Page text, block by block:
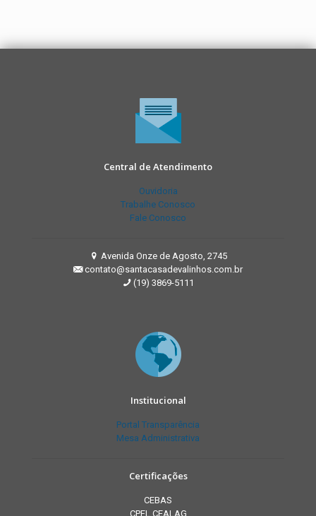
Central de Atendimento
Ouvidoria
Trabalhe Conosco
Fale Conosco
Avenida Onze de Agosto, 2745
contato@santacasadevalinhos.com.br
(19) 3869-5111
Institucional
Portal Transparência
Mesa Administrativa
Certificações
CEBAS
CPFL CEALAG